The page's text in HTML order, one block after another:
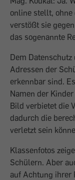
online stellt,
verstößt sie
das sogenannte
Dem
Adressen der
erkennbar sind.
Namen der
Bild verbietet die
dadurch die
verletzt sein
Klassenfotos
Schülern. Aber
auf Achtung ihrer